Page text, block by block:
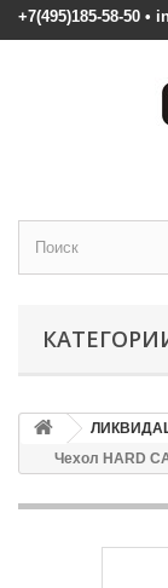
+7(495)185-58-50 •
Чехол HARD